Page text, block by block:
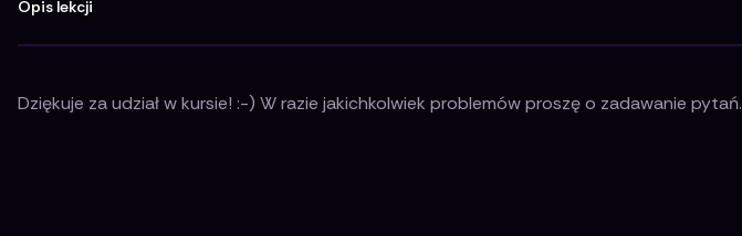
Opis lekcji
Dziękuje za udział w kursie! :-) W razie jakichkolwiek problemów proszę o zadawanie pytań.